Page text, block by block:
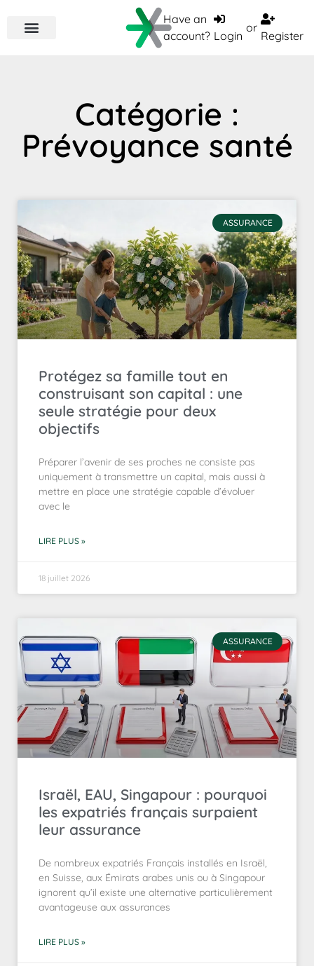
Have an
account? Login
or
Register
Catégorie :
Prévoyance santé
ASSURANCE
Protégez sa famille tout en
construisant son capital : une
seule stratégie pour deux
objectifs
Préparer l’avenir de ses proches ne consiste pas
uniquement à transmettre un capital, mais aussi à
mettre en place une stratégie capable d’évoluer
avec le
LIRE PLUS »
18 juillet 2026
ASSURANCE
Israël, EAU, Singapour : pourquoi
les expatriés français surpaient
leur assurance
De nombreux expatriés Français installés en Israël,
en Suisse, aux Émirats arabes unis ou à Singapour
ignorent qu’il existe une alternative particulièrement
avantageuse aux assurances
LIRE PLUS »